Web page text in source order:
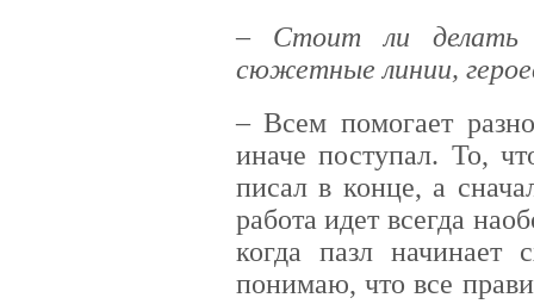
– Стоит ли делать
сюжетные линии,
–Всем помогает
иначе поступал. То,
писал в конце, а
работа идет всегда
когда пазл начинает
понимаю, что все